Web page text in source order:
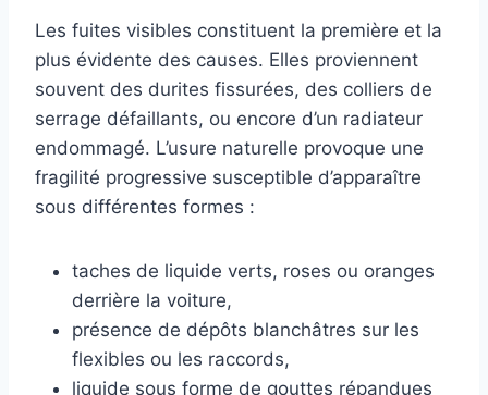
Les fuites visibles constituent la première et la
plus évidente des causes. Elles proviennent
souvent des durites fissurées, des colliers de
serrage défaillants, ou encore d’un radiateur
endommagé. L’usure naturelle provoque une
fragilité progressive susceptible d’apparaître
sous différentes formes :
taches de liquide verts, roses ou oranges
derrière la voiture,
présence de dépôts blanchâtres sur les
flexibles ou les raccords,
liquide sous forme de gouttes répandues